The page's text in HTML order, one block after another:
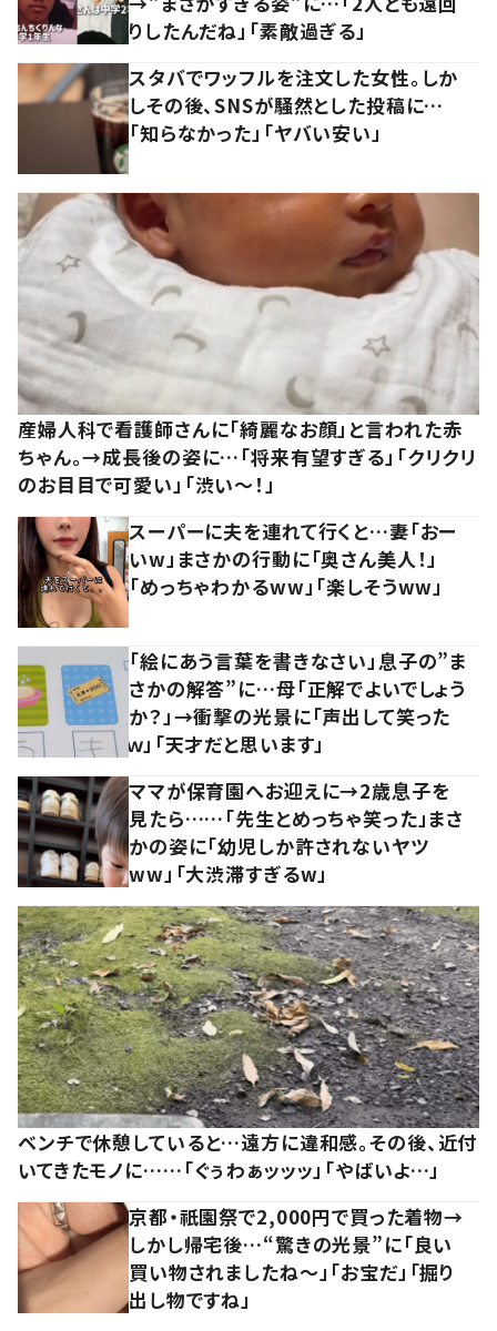
りしたんだね」「素敵過ぎる」
スタバでワッフルを注文した女性。しか
しその後、SNSが騒然とした投稿に…
「知らなかった」「ヤバい安い」
産婦人科で看護師さんに「綺麗なお顔」と言われた赤
ちゃん。→成長後の姿に…「将来有望すぎる」「クリクリ
のお目目で可愛い」「渋い～！」
スーパーに夫を連れて行くと…妻「おー
いw」まさかの行動に「奥さん美人！」
「めっちゃわかるww」「楽しそうww」
「絵にあう言葉を書きなさい」息子の”ま
さかの解答”に…母「正解でよいでしょう
か？」→衝撃の光景に「声出して笑った
ｗ」「天才だと思います」
ママが保育園へお迎えに→2歳息子を
見たら……「先生とめっちゃ笑った」まさ
かの姿に「幼児しか許されないヤツ
ww」「大渋滞すぎるw」
ベンチで休憩していると…遠方に違和感。その後、近付
いてきたモノに……「ぐぅわぁッッッ」「やばいよ…」
京都・祇園祭で2,000円で買った着物→
しかし帰宅後…“驚きの光景”に「良い
買い物されましたね～」「お宝だ」「掘り
出し物ですね」